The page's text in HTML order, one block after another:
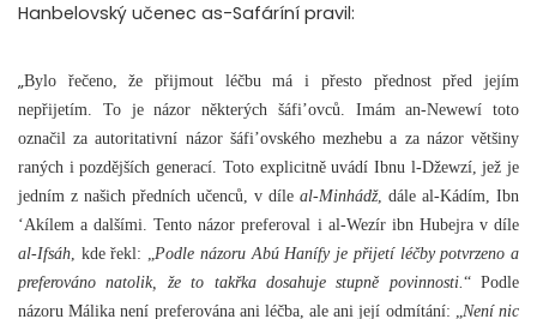
Hanbelovský učenec as-Safáríní pravil:
„Bylo řečeno, že přijmout léčbu má i přesto přednost před jejím
nepřijetím. To je názor některých šáfi’ovců. Imám an-Newewí toto
označil za autoritativní názor šáfi’ovského mezhebu a za názor většiny
raných i pozdějších generací. Toto explicitně uvádí Ibnu l-Džewzí, jež je
jedním z našich předních učenců, v díle al-Minhádž, dále al-Kádím, Ibn
‘Akílem a dalšími. Tento názor preferoval i al-Wezír ibn Hubejra v díle
al-Ifsáh , kde řekl: „ Podle názoru Abú Hanífy je přijetí léčby potvrzeno a
preferováno natolik, že to takřka dosahuje stupně povinnosti. “ Podle
názoru Málika není preferována ani léčba, ale ani její odmítání: „ Není nic